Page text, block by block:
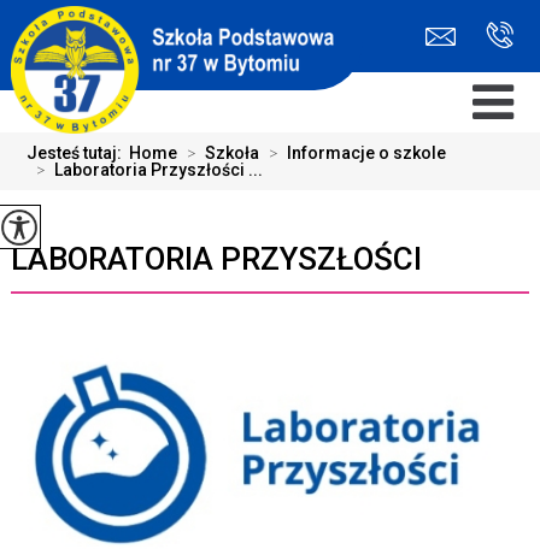
Jesteś tutaj: Home > Szkoła >
Informacje o szkole
>
Laboratoria Przyszłości ...
LABORATORIA PRZYSZŁOŚCI